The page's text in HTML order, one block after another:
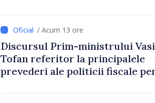
/ Acum 13 ore
Discursul Prim-ministrului
Tofan referitor la principalele
prevederi ale politicii fiscale